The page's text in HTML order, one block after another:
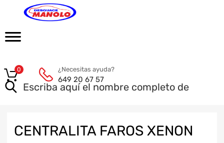
¿Necesitas ayuda?
649 20 67 57
0
CENTRALITA FAROS XENON